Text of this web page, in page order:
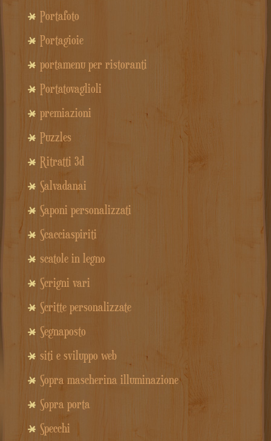
Portafoto
Portagioie
portamenu per ristoranti
Portatovaglioli
premiazioni
Puzzles
Ritratti 3d
Salvadanai
Saponi personalizzati
Scacciaspiriti
scatole in legno
Scrigni vari
Scritte personalizzate
Segnaposto
siti e sviluppo web
Sopra mascherina illuminazione
Sopra porta
Specchi